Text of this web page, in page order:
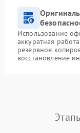
Использование
аккуратная
резервное
восстановление